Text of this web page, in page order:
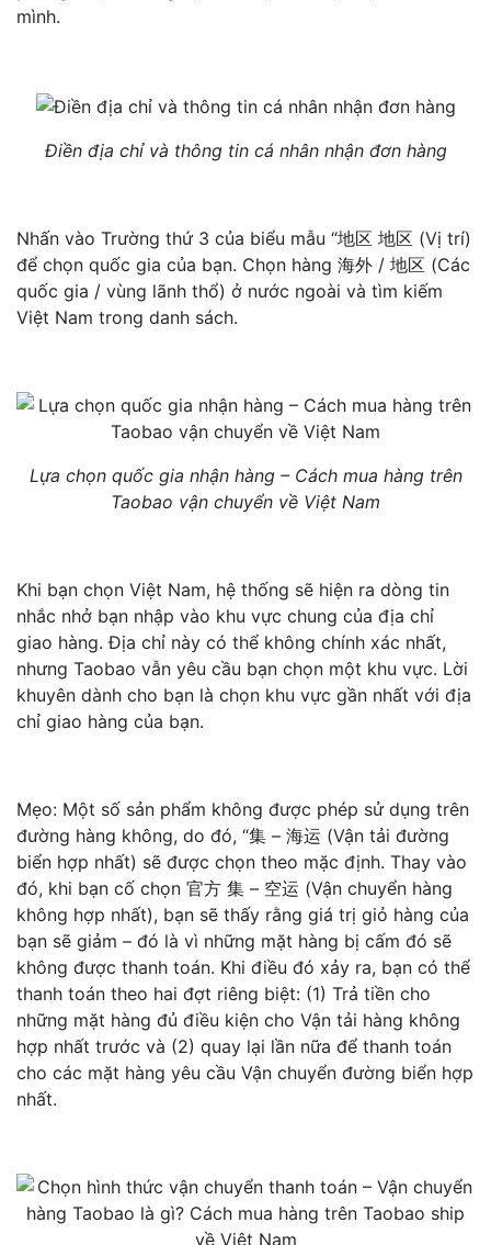
mình.
Điền địa chỉ và thông tin cá nhân nhận đơn hàng
Nhấn vào Trường thứ 3 của biểu mẫu “地区 地区 (Vị trí)
để chọn quốc gia của bạn. Chọn hàng 海外 / 地区 (Các
quốc gia / vùng lãnh thổ) ở nước ngoài và tìm kiếm
Việt Nam trong danh sách.
Lựa chọn quốc gia nhận hàng – Cách mua hàng trên
Taobao vận chuyển về Việt Nam
Khi bạn chọn Việt Nam, hệ thống sẽ hiện ra dòng tin
nhắc nhở bạn nhập vào khu vực chung của địa chỉ
giao hàng. Địa chỉ này có thể không chính xác nhất,
nhưng Taobao vẫn yêu cầu bạn chọn một khu vực. Lời
khuyên dành cho bạn là chọn khu vực gần nhất với địa
chỉ giao hàng của bạn.
Mẹo: Một số sản phẩm không được phép sử dụng trên
đường hàng không, do đó, “集 – 海运 (Vận tải đường
biển hợp nhất) sẽ được chọn theo mặc định. Thay vào
đó, khi bạn cố chọn 官方 集 – 空运 (Vận chuyển hàng
không hợp nhất), bạn sẽ thấy rằng giá trị giỏ hàng của
bạn sẽ giảm – đó là vì những mặt hàng bị cấm đó sẽ
không được thanh toán. Khi điều đó xảy ra, bạn có thể
thanh toán theo hai đợt riêng biệt: (1) Trả tiền cho
những mặt hàng đủ điều kiện cho Vận tải hàng không
hợp nhất trước và (2) quay lại lần nữa để thanh toán
cho các mặt hàng yêu cầu Vận chuyển đường biển hợp
nhất.